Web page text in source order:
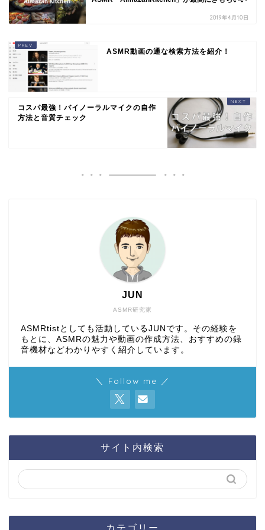
2019年4月10日
ASMR動画の通な検索方法を紹介！
コスパ最強！バイノーラルマイクの自作
方法と音質チェック
ASMR研究家
JUN
ASMRtistとしても活動しているJUNです。その経験を
もとに、ASMRの魅力や動画の作成方法、おすすめの録
音機材などわかりやすく紹介しています。
＼ Follow me ／
サイト内検索
カテゴリー